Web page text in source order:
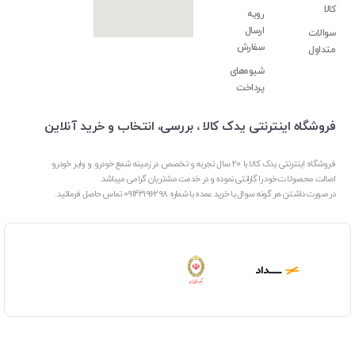
کالا
سوالات
متداول
رویه
ارسال
سفارش
شیوه‌های
پرداخت
فروشگاه اینترنتی یدک کالا ، بررسی، انتخاب و خرید آنلاین
فروشگاه اینترنتی یدک کالا با 20 سال تجربه و تخصص در زمینه شمع خودرو و وایر خودرو
اصالت محصولات خود را گارانتی نموده و در خدمت مشتریان گرامی میباشد.
در صورت داشتن هر گونه سوال یا خرید عمده با شماره 09143196298 تماس حاصل فرمائید.